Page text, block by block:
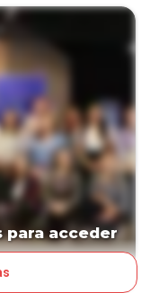
para acceder